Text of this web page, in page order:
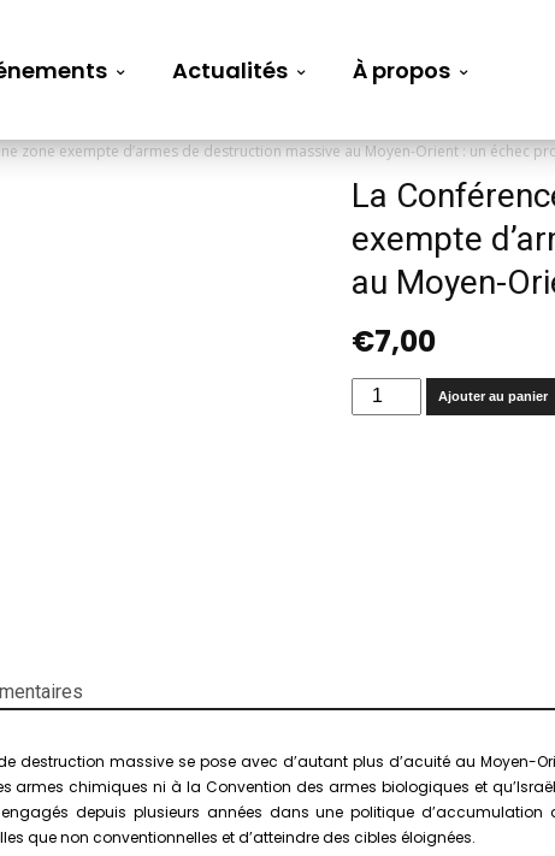
Actualités À propos
zone exempte d’armes de destruction massive au Moyen-Orient : un échec
La
exempte
au Moyen-
€7,00
quantité
de
Orient
:
un
échec
Ajouter au panier
destruction massive se pose avec d’autant plus d’acuité au Moyen-
armes chimiques ni à la Convention des armes biologiques et
depuis plusieurs années dans une politique
que non conventionnelles et d’atteindre des cibles éloignées.